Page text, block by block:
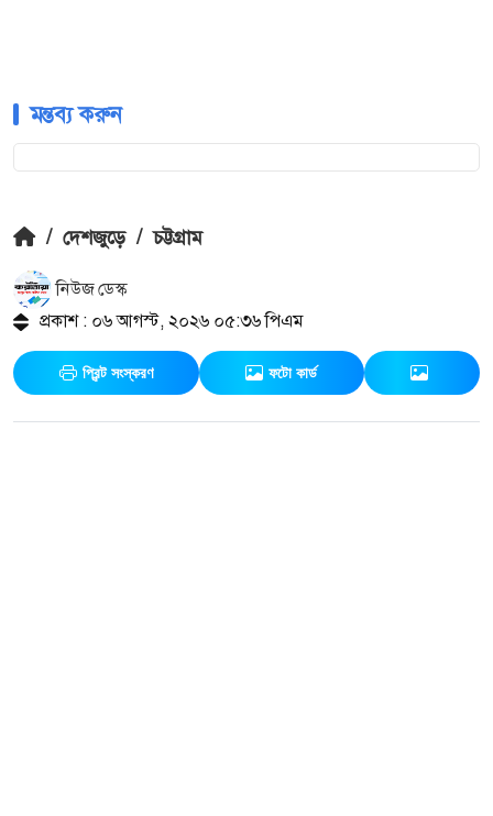
মন্তব্য করুন
/ দেশজুড়ে / চট্টগ্রাম
নিউজ ডেস্ক
প্রকাশ : ০৬ আগস্ট, ২০২৬ ০৫:৩৬ পিএম
প্রিন্ট সংস্করণ ফটো কার্ড